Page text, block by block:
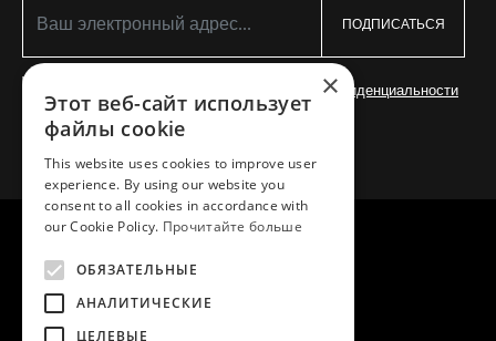
ПОДПИСАТЬСЯ
Политикой конфиденциальности
АВТОРСКОЕ ПРАВО © 2026 MEA NATURA
CREATED WITH ♥ BY DARKPONY
×
Этот веб-сайт использует
файлы cookie
This website uses cookies to improve user
experience. By using our website you
consent to all cookies in accordance with
our Cookie Policy. Прочитайте больше
ОБЯЗАТЕЛЬНЫЕ
АНАЛИТИЧЕСКИЕ
ЦЕЛЕВЫЕ